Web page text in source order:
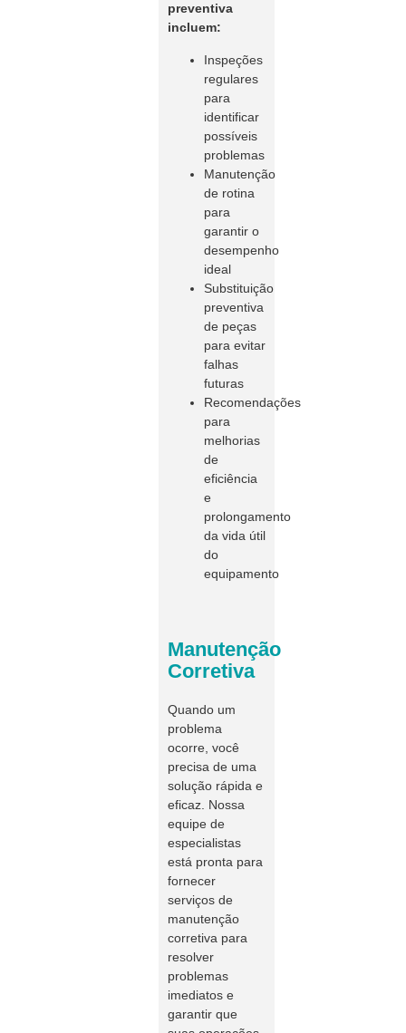
preventiva
incluem:
Inspeções
regulares
para
identificar
possíveis
problemas
Manutenção
de rotina
para
garantir o
desempenho
ideal
Substituição
preventiva
de peças
para evitar
falhas
futuras
Recomendações
para
melhorias
de
eficiência
e
prolongamento
da vida útil
do
equipamento
Manutenção
Corretiva
Quando um
problema
ocorre, você
precisa de uma
solução rápida e
eficaz. Nossa
equipe de
especialistas
está pronta para
fornecer
serviços de
manutenção
corretiva para
resolver
problemas
imediatos e
garantir que